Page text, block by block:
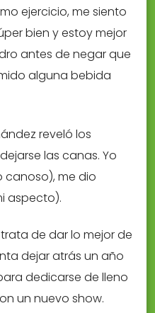
ejercicio, me siento
bien y estoy mejor
antes de negar que
alguna bebida
reveló los
las canas. Yo
canoso), me dio
de dar lo mejor de
dejar atrás un año
dedicarse de lleno
un nuevo show.